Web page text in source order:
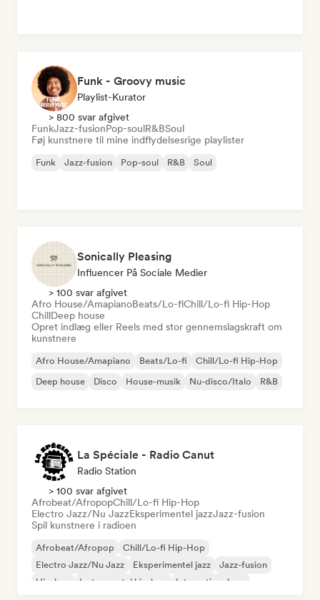
Funk - Groovy music
Playlist-Kurator
> 800 svar afgivet
FunkJazz-fusionPop-soulR&BSoul
Føj kunstnere til mine indflydelsesrige playlister
Funk Jazz-fusion Pop-soul R&B Soul
Sonically Pleasing
Influencer På Sociale Medier
> 100 svar afgivet
Afro House/AmapianoBeats/Lo-fiChill/Lo-fi Hip-Hop
ChillDeep house
Opret indlæg eller Reels med stor gennemslagskraft om
kunstnere
Afro House/Amapiano Beats/Lo-fi
Chill/Lo-fi Hip-Hop
Deep house
Disco House-musik Nu-disco/Italo R&B
La Spéciale - Radio Canut
Radio Station
> 100 svar afgivet
Afrobeat/AfropopChill/Lo-fi Hip-Hop
Electro Jazz/Nu JazzEksperimentel jazzJazz-fusion
Spil kunstnere i radioen
Afrobeat/Afropop
Chill/Lo-fi Hip-Hop
Electro Jazz/Nu Jazz
Eksperimentel jazz
Jazz-fusion
Hip-hop
Instrumental hip-hop International rap